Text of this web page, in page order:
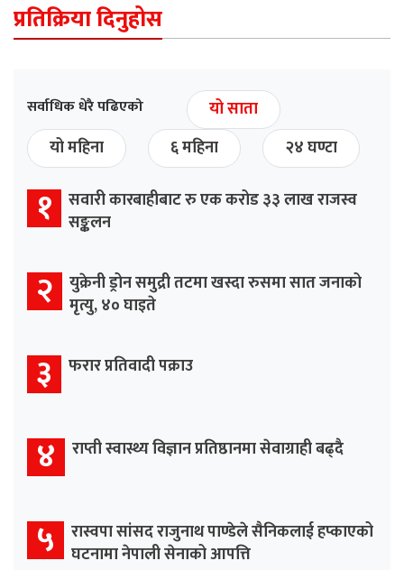
प्रतिक्रिया दिनुहोस
सर्वाधिक धेरै पढिएको
यो साता
यो महिना
६ महिना २४ घण्टा
१ सवारी कारबाहीबाट रु एक करोड ३३ लाख राजस्व
सङ्कलन
२ युक्रेनी ड्रोन समुद्री तटमा खस्दा रुसमा सात जनाको
मृत्यु, ४० घाइते
३ फरार प्रतिवादी पक्राउ
४ राप्ती स्वास्थ्य विज्ञान प्रतिष्ठानमा सेवाग्राही बढ्दै
५ रास्वपा सांसद राजुनाथ पाण्डेले सैनिकलाई हप्काएको
घटनामा नेपाली सेनाको आपत्ति